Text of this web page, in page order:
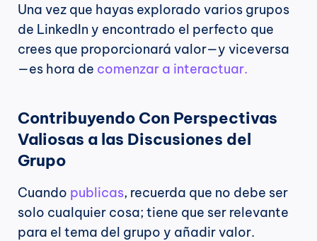
Una vez que hayas explorado varios grupos
de LinkedIn y encontrado el perfecto que
crees que proporcionará valor—y viceversa
—es hora de comenzar a interactuar.
Contribuyendo Con Perspectivas
Valiosas a las Discusiones del
Grupo
Cuando publicas, recuerda que no debe ser
solo cualquier cosa; tiene que ser relevante
para el tema del grupo y añadir valor.